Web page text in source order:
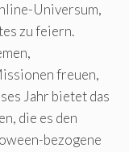
Universum,
zu feiern.
freuen,
Jahr bietet das
die es den
bezogene